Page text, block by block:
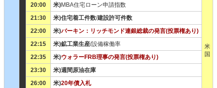
20:00
米)MBA住宅ローン申請指数
米
国
21:30 米)住宅着工件数/建設許可件数
22:00
米)バーキン：リッチモンド連銀総裁の発言(投票権あり)
22:15
米)鉱工業生産/設備稼働率
22:35
米)ウォラーFRB理事の発言(投票権あり)
23:30
米)週間原油在庫
26:00
米)20年債入札